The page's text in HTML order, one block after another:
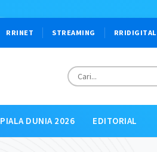
RRINET STREAMING RRIDIGITAL
PIALA DUNIA 2026 EDITORIAL